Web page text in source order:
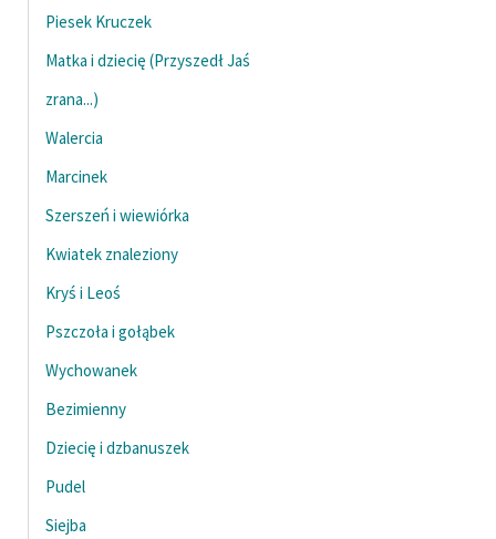
Kolekcje edukacyjne
twórców przechodzących
lektur szkolnych oraz
Starego Testamentu
Odkurzamy bohaterów
Szkoła Poezji Wolnych
Lektur
O nas
Zespół
Zasady wykorzystania
Piesek Kruczek
Matka i dziecię (Przyszedł Jaś
zrana...)
Walercia
Marcinek
Szerszeń i wiewiórka
Kwiatek znaleziony
Kryś i Leoś
Pszczoła i gołąbek
Wychowanek
Bezimienny
Dziecię i dzbanuszek
Pudel
Siejba